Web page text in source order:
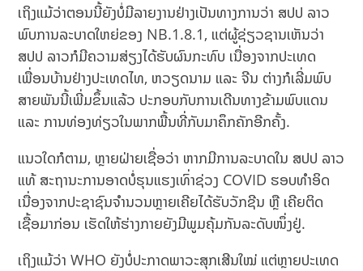
ເຖິງແມ້ວ່າຕອນນີ້ຍັງບໍ່ມີລາຍງານຢ່າງເປັນທາງການວ່າ ສປປ ລາວ
ພົບການລະບາດໃຫຍ່ຂອງ NB.1.8.1, ແຕ່ຜູ້ຊ່ຽວຊານເຫັນວ່າ
ສປປ ລາວກໍມີຄວາມສ່ຽງໄດ້ຮັບຜົນກະທົບ ເນື່ອງຈາກປະເທດ
ເພື່ອນບ້ານຢ່າງປະເທດໄທ, ຫວຽດນາມ ແລະ ຈີນ ຕ່າງກໍເລີ່ມພົບ
ສາຍພັນນີ້ເພີ່ມຂຶ້ນແລ້ວ ປະກອບກັບການເດີນທາງຂ້າມພົບແດນ
ແລະ ການທ່ອງທ່ຽວໃນພາກພື້ນທີ່ກັບມາຄຶກຄັກອີກຄັ້ງ.
ແນວໃດກໍຕາມ, ຫຼາຍຝ່າຍເຊື່ອວ່າ ຫາກມີການລະບາດໃນ ສປປ ລາວ
ແທ້ ສະຖານະການອາດບໍ່ຮຸນແຮງເທົ່າຊ່ວງ COVID ຮອບທຳອິດ
ເນື່ອງຈາກປະຊາຊົນຈຳນວນຫຼາຍເຄີຍໄດ້ຮັບວັກຊີນ ຫຼື ເຄີຍຕິດ
ເຊື້ອມາກ່ອນ ເຮັດໃຫ້ຮ່າງກາຍຍັງມີພູມຄຸ້ມກັນລະດັບໜຶ່ງຢູ່.
ເຖິງແມ້ວ່າ WHO ຍັງບໍ່ປະກາດພາວະສຸກເສີນໃໝ່ ແຕ່ຫຼາຍປະເທດ